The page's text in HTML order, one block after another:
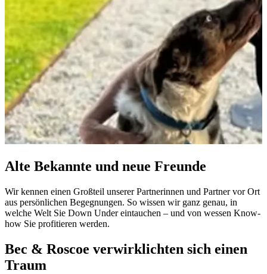
Alte Bekannte und neue Freunde
Wir kennen einen Großteil unserer Partnerinnen und Partner vor Ort
aus persönlichen Begegnungen. So wissen wir ganz genau, in
welche Welt Sie Down Under eintauchen – und von wessen Know-
how Sie profitieren werden.
Bec & Roscoe verwirklichten sich einen
Traum